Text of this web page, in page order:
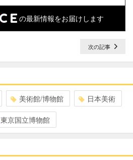
の最新情報をお届けします
次の記事
美術館/博物館 日本美術
東京国立博物館